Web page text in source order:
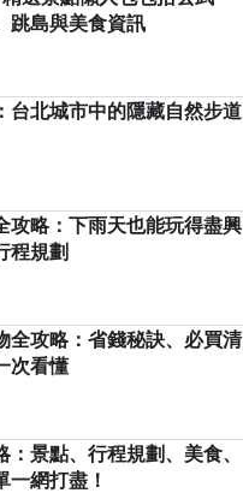
跳島與美食資訊
台北城市中的隱藏自然步道
攻略：下雨天也能玩得盡興
程規劃
全攻略：省錢秘訣、必買清
次看懂
景點、行程規劃、美食、
一網打盡！